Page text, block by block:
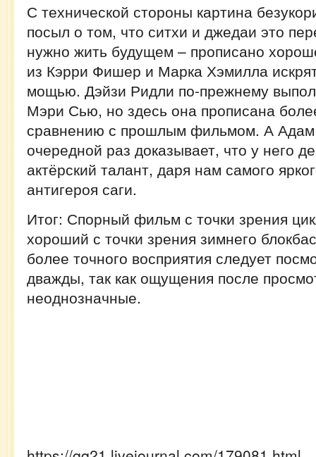
С технической стороны картина
посыл о том, что ситхи и джедаи это
нужно жить будущем – прописано
из Кэрри Фишер и Марка Хэмилла
мощью. Дэйзи Ридли по-прежнему
Мэри Сью, но здесь она прописана
сравнению с прошлым фильмом. А
очередной раз доказывает, что у него
актёрский талант, даря нам самого
антигероя саги.
Итог: Спорный фильм с точки зрения
хороший с точки зрения зимнего
более точного восприятия следует
дважды, так как ощущения после
неоднозначные.